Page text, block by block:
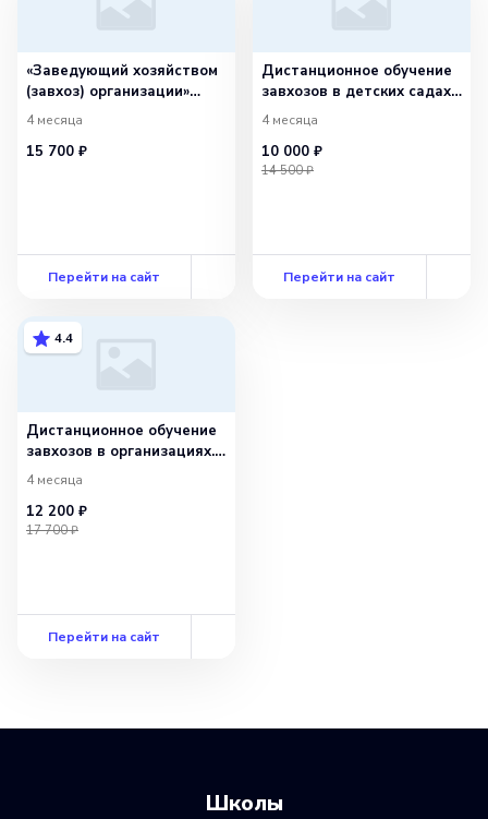
«Заведующий хозяйством
(завхоз) организации»
с присвоением
квалификации
«Специалист
4 месяца
15 700 ₽
Перейти на сайт
Дистанционное обучение
завхозов в детских садах.
Диплом!
4 месяца
10 000 ₽
14 500 ₽
Перейти на сайт
4.4
Дистанционное обучение
завхозов в организациях.
Диплом!
4 месяца
12 200 ₽
17 700 ₽
Перейти на сайт
Школы